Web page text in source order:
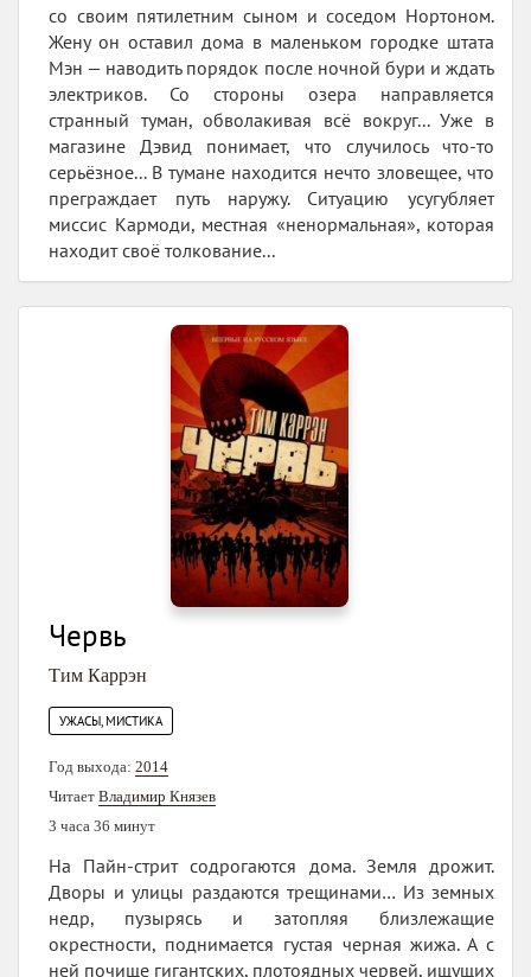
со своим пятилетним сыном и соседом Нортоном.
Жену он оставил дома в маленьком городке штата
Мэн — наводить порядок после ночной бури и ждать
электриков. Со стороны озера направляется
странный туман, обволакивая всё вокруг... Уже в
магазине Дэвид понимает, что случилось что-то
серьёзное... В тумане находится нечто зловещее, что
преграждает путь наружу. Ситуацию усугубляет
миссис Кармоди, местная «ненормальная», которая
находит своё толкование...
Червь
Тим Каррэн
УЖАСЫ, МИСТИКА
Год выхода: 2014
Читает Владимир Князев
3 часа 36 минут
На Пайн-стрит содрогаются дома. Земля дрожит.
Дворы и улицы раздаются трещинами… Из земных
недр, пузырясь и затопляя близлежащие
окрестности, поднимается густая черная жижа. А с
ней почище гигантских, плотоядных червей, ищущих